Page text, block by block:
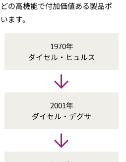
の高機能で付加価値ある製品ポ
ます。
1970年
ダイセル・ヒュルス
2001年
ダイセル・デグサ